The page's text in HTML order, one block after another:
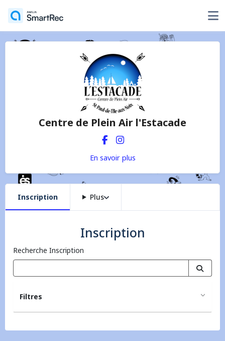
Centre de Plein Air l'Estacade
En savoir plus
Inscription Plus
Inscription
Recherche Inscription
Filtres